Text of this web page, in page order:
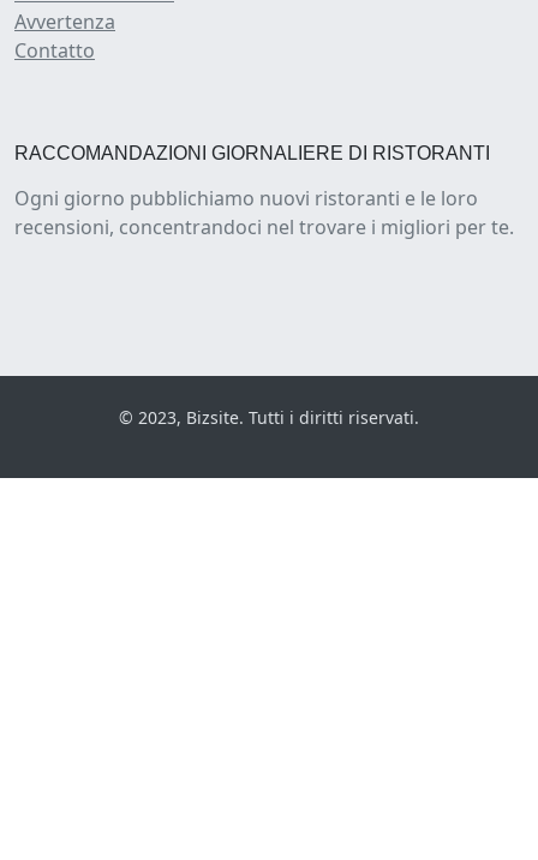
Avvertenza
Contatto
RACCOMANDAZIONI GIORNALIERE DI RISTORANTI
Ogni giorno pubblichiamo nuovi ristoranti e le loro
recensioni, concentrandoci nel trovare i migliori per te.
© 2023, Bizsite. Tutti i diritti riservati.